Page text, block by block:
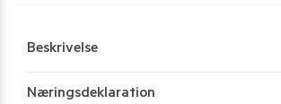
Beskrivelse
Næringsdeklaration